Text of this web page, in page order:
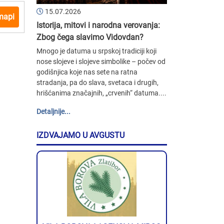
15.07.2026
Istorija, mitovi i narodna verovanja:
Zbog čega slavimo Vidovdan?
Mnogo je datuma u srpskoj tradiciji koji
nose slojeve i slojeve simbolike – počev od
godišnjica koje nas sete na ratna
stradanja, pa do slava, svetaca i drugih,
hrišćanima značajnih, „crvenih“ datuma....
Detaljnije...
IZDVAJAMO U AVGUSTU